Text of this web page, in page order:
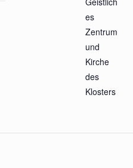
es
Zentrum
und
Kirche
des
Klosters